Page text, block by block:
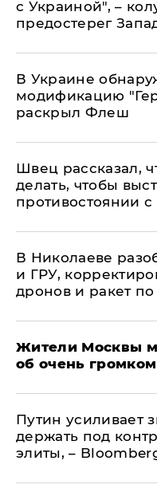
с Украиной", –
предостерег
В Украине
модификацию
раскрыл Флеш
Швец рассказал,
делать, чтобы
противостоянии
В Николаеве
и ГРУ,
дронов и ракет
Жители Москвы
об очень
Путин усиливает
держать под
элиты, –